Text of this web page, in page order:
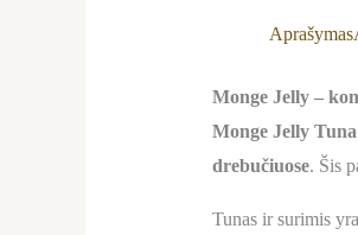
Aprašymas
Monge Jelly –
Monge Jelly Tuna
drebučiuose. Šis
Tunas ir surimis yra